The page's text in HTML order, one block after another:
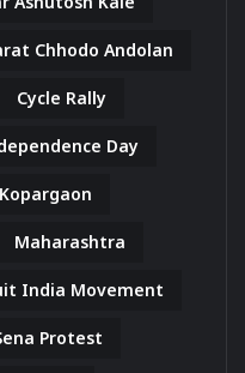
Chhodo Andolan
Cycle Rally
Day
Maharashtra
India Movement
Protest